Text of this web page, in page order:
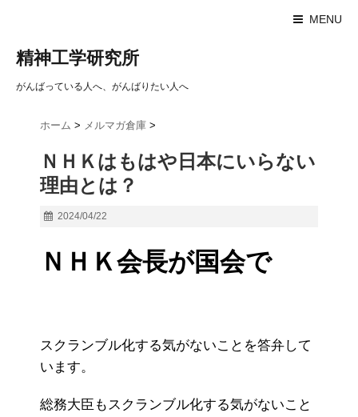
MENU
精神工学研究所
がんばっている人へ、がんばりたい人へ
ホーム > メルマガ倉庫 >
ＮＨＫはもはや日本にいらない
理由とは？
2024/04/22
ＮＨＫ会長が国会で
スクランブル化する気がないことを答弁して
います。
総務大臣もスクランブル化する気がないこと